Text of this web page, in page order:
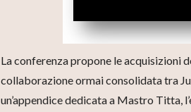
La conferenza propone le acquisizioni
collaborazione ormai consolidata tra
un’appendice dedicata a Mastro Titta,